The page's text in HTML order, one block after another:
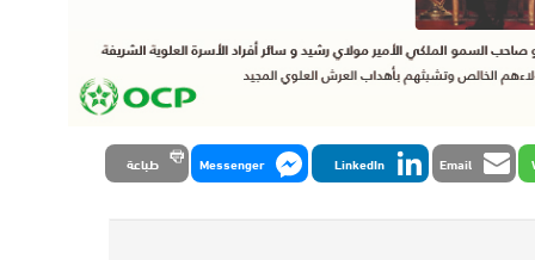
Email
LinkedIn
Messenger طباعة